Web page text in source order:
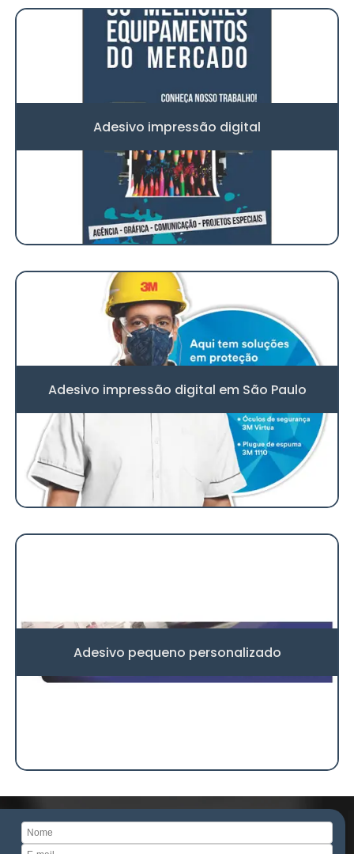
Adesivo impressão digital
Adesivo impressão digital em São Paulo
Adesivo pequeno personalizado